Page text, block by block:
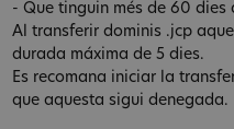
- Que tinguin més de 60 dies
Al transferir dominis .jcp
durada máxima de 5 dies.
Es recomana iniciar la
que aquesta sigui denegada.